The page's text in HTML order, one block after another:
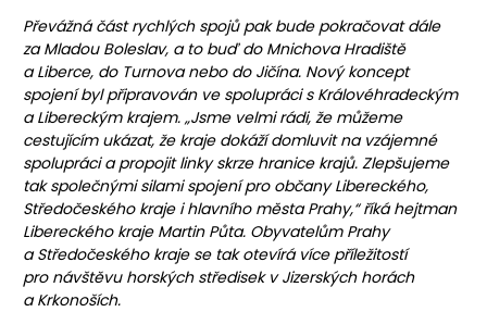
Převážná část rychlých spojů pak bude pokračovat dále
za Mladou Boleslav, a to buď do Mnichova Hradiště
a Liberce, do Turnova nebo do Jičína. Nový koncept
spojení byl připravován ve spolupráci s Královéhradeckým
a Libereckým krajem. „Jsme velmi rádi, že můžeme
cestujícím ukázat, že kraje dokáží domluvit na vzájemné
spolupráci a propojit linky skrze hranice krajů. Zlepšujeme
tak společnými silami spojení pro občany Libereckého,
Středočeského kraje i hlavního města Prahy,“říká hejtman
Libereckého kraje Martin Půta. Obyvatelům Prahy
a Středočeského kraje se tak otevírá více příležitostí
pro návštěvu horských středisek v Jizerských horách
a Krkonoších.